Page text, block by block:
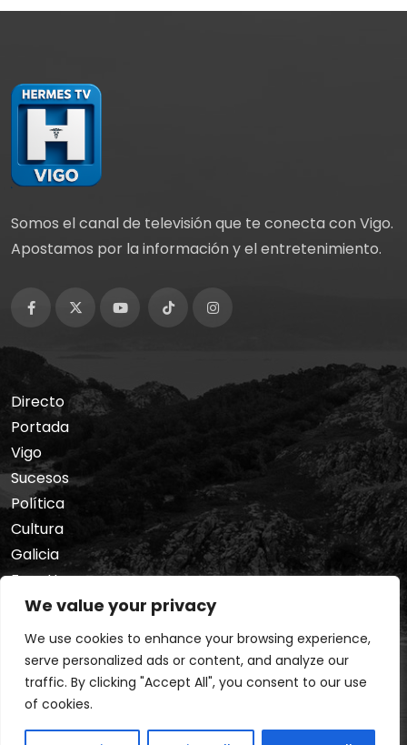
We value your privacy
We use cookies to enhance your browsing experience,
serve personalized ads or content, and analyze our
traffic. By clicking "Accept All", you consent to our use
of cookies.
Somos el canal de televisión que te conecta con Vigo.
Apostamos por la información y el entretenimiento.
Directo
Portada
Vigo
Sucesos
Política
Cultura
Galicia
Foro Hermes
Nosotros
Privacidad